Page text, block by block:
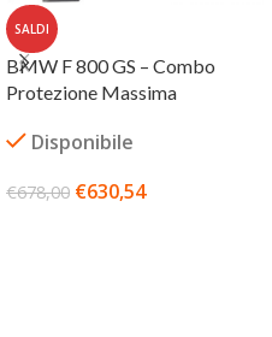
SALDI
BMW F 800 GS – Combo
Protezione Massima
Disponibile
€678,00 €630,54